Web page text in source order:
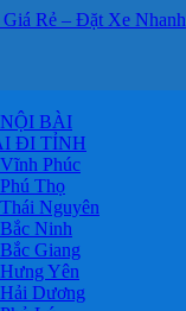
Rẻ – Đặt Xe Nhanh
BÀI
ĐI TỈNH
Phúc
Thọ
Nguyên
Ninh
Giang
Yên
Dương